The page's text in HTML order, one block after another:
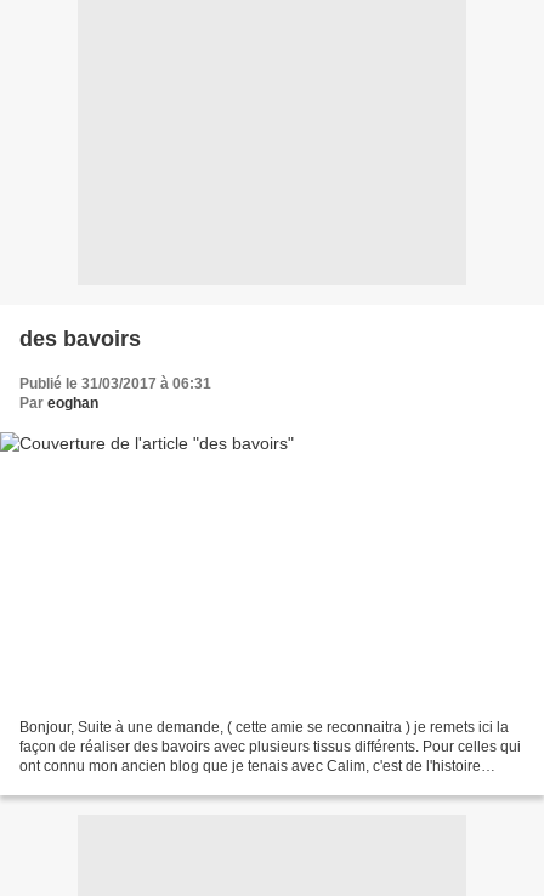
des bavoirs
Publié le 31/03/2017 à 06:31
Par eoghan
Bonjour, Suite à une demande, ( cette amie se reconnaitra ) je remets ici la
façon de réaliser des bavoirs avec plusieurs tissus différents. Pour celles qui
ont connu mon ancien blog que je tenais avec Calim, c'est de l'histoire